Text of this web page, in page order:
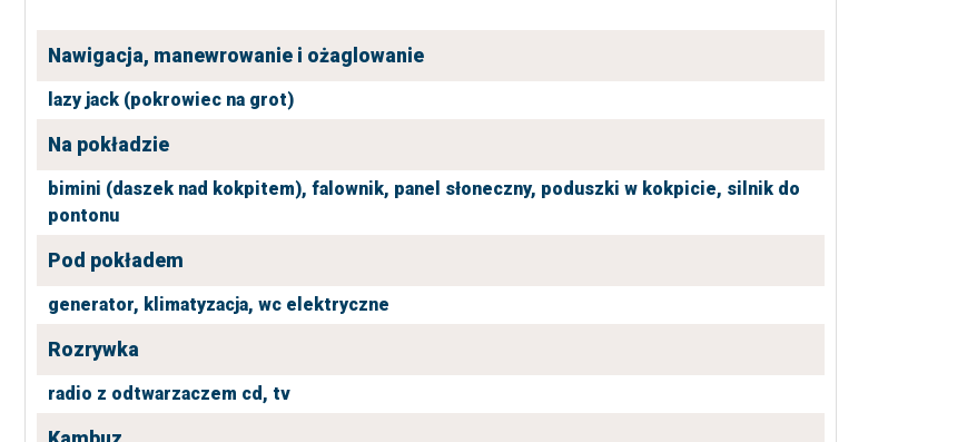
Nawigacja, manewrowanie i ożaglowanie
lazy jack (pokrowiec na grot)
Na pokładzie
bimini (daszek nad kokpitem), falownik, panel słoneczny, poduszki w kokpicie, silnik do
pontonu
Pod pokładem
generator, klimatyzacja, wc elektryczne
Rozrywka
radio z odtwarzaczem cd, tv